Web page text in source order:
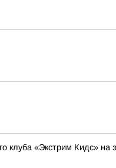
«Экстрим Кидс» на